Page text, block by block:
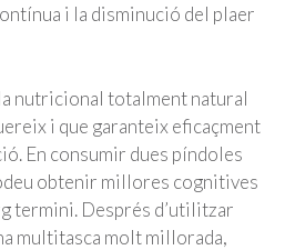
i la disminució del plaer
nutricional totalment natural
i que garanteix eficaçment
En consumir dues píndoles
obtenir millores cognitives
termini. Després d’utilitzar
multitasca molt millorada,